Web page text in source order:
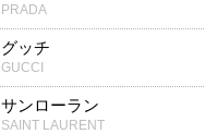
PRADA
グッチ
GUCCI
サンローラン
SAINT LAURENT